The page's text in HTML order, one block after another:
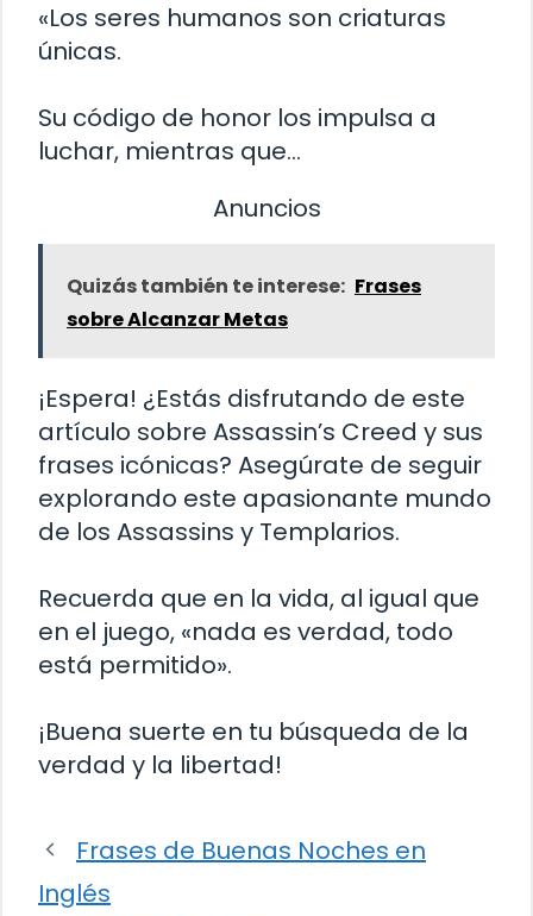
«Los seres humanos son criaturas
únicas.
Su código de honor los impulsa a
luchar, mientras que…
Anuncios
Quizás también te interese: Frases
sobre Alcanzar Metas
¡Espera! ¿Estás disfrutando de este
artículo sobre Assassin’s Creed y sus
frases icónicas? Asegúrate de seguir
explorando este apasionante mundo
de los Assassins y Templarios.
Recuerda que en la vida, al igual que
en el juego, «nada es verdad, todo
está permitido».
¡Buena suerte en tu búsqueda de la
verdad y la libertad!
Frases de Buenas Noches en
Inglés